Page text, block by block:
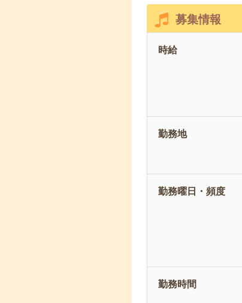
募集情報
時給
勤務地
勤務曜日・頻度
勤務時間